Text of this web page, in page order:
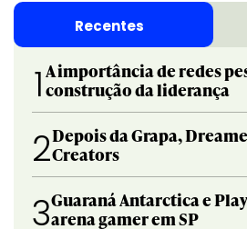
Recentes
1 A importância de redes
construção da liderança
2Depois da Grapa,
Creators
3Guaraná Antarctica e
arena gamer em SP